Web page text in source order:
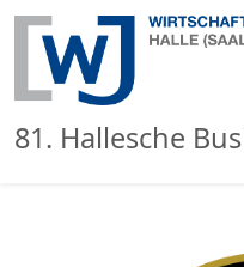
81. Hallesche